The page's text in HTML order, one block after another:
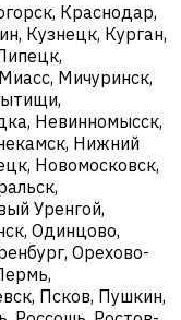
Краснодар,
Кузнецк, Курган,
Мичуринск,
Невинномысск,
Нижний
Новомосковск,
Уренгой,
Одинцово,
Орехово-
Псков, Пушкин,